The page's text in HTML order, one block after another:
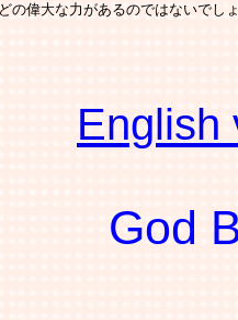
の偉大な力があるのではないでし
English
God